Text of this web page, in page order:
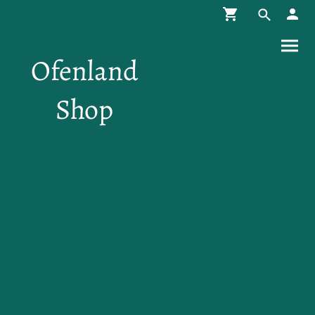
Ofenland
Shop